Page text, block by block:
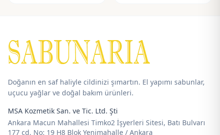
Doğanın en saf haliyle cildinizi şımartın. El yapımı sabunlar,
uçucu yağlar ve doğal bakım ürünleri.
MSA Kozmetik San. ve Tic. Ltd. Şti
Ankara Macun Mahallesi Timko2 İşyerleri Sitesi, Batı Bulvarı
177 cd. No: 19 H8 Blok Yenimahalle / Ankara